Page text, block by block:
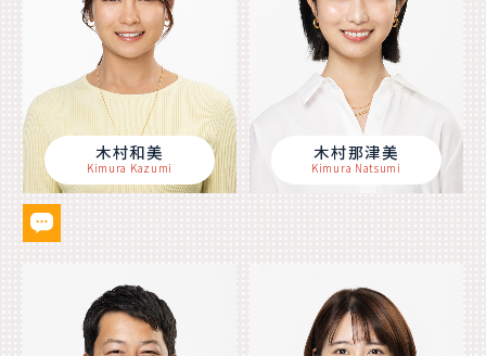
木村和美
Kimura Kazumi
木村那津美
Kimura Natsumi